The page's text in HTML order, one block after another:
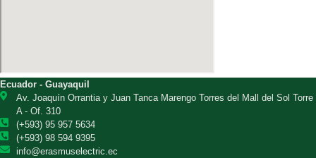
Ecuador - Guayaquil
Av. Joaquín Orrantia y Juan Tanca Marengo Torres del Mall del Sol Torre
A - Of. 310
(+593) 95 957 5634
(+593) 98 594 9395
info@erasmuselectric.ec